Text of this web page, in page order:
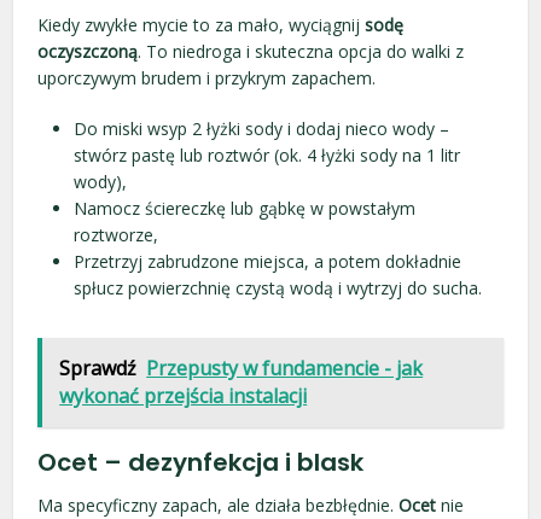
Kiedy zwykłe mycie to za mało, wyciągnijsodę
oczyszczoną. To niedroga i skuteczna opcja do walki z
uporczywym brudem i przykrym zapachem.
Do miski wsyp 2 łyżki sody i dodaj nieco wody –
stwórz pastę lub roztwór (ok. 4 łyżki sody na 1 litr
wody),
Namocz ściereczkę lub gąbkę w powstałym
roztworze,
Przetrzyj zabrudzone miejsca, a potem dokładnie
spłucz powierzchnię czystą wodą i wytrzyj do sucha.
Sprawdź Przepusty w fundamencie - jak
wykonać przejścia instalacji
Ocet – dezynfekcja i blask
Ma specyficzny zapach, ale działa bezbłędnie.Ocet nie